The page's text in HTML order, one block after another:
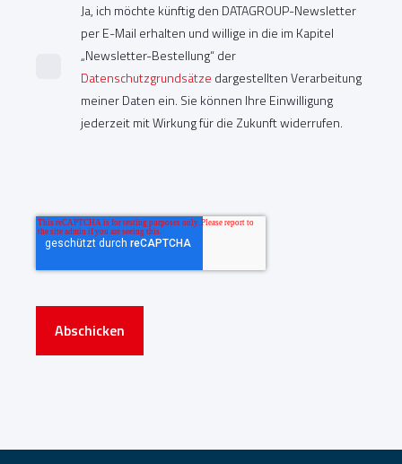
Ja, ich möchte künftig den DATAGROUP-Newsletter
per E-Mail erhalten und willige in die im Kapitel
„Newsletter-Bestellung“ der
Datenschutzgrundsätze dargestellten Verarbeitung
meiner Daten ein. Sie können Ihre Einwilligung
jederzeit mit Wirkung für die Zukunft widerrufen.
Abschicken